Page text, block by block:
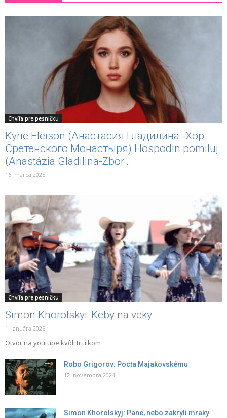
Chvíľa pre pesničku
Kyrie Eleison (Анастасия Гладилина -Хор
Сретенского Монастыря) Hospodin pomiluj
(Anastázia Gladilina-Zbor...
16. marca 2025
Chvíľa pre pesničku
Simon Khorolskyi: Keby na veky
1. januára 2025
Otvor na youtube kvôli titulkom
Robo Grigorov: Pocta Majakovskému
12. novembra 2024
Simon Khorolskyj: Pane, nebo zakryli mraky